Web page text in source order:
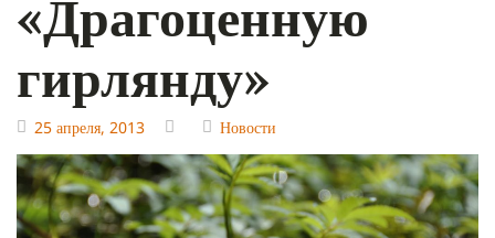
«Драгоценную
гирлянду»
25 апреля, 2013 Новости